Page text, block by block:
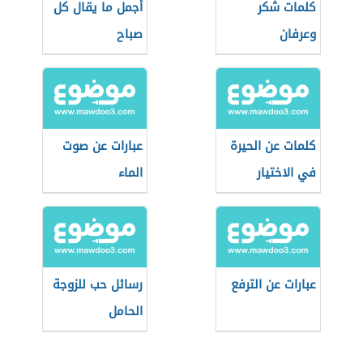
كلمات شكر
وعرفان
أجمل ما يقال كل
صباح
كلمات عن الحيرة
في الاختيار
عبارات عن صوت
الماء
عبارات عن الترفع
رسائل حب للزوجة
الحامل